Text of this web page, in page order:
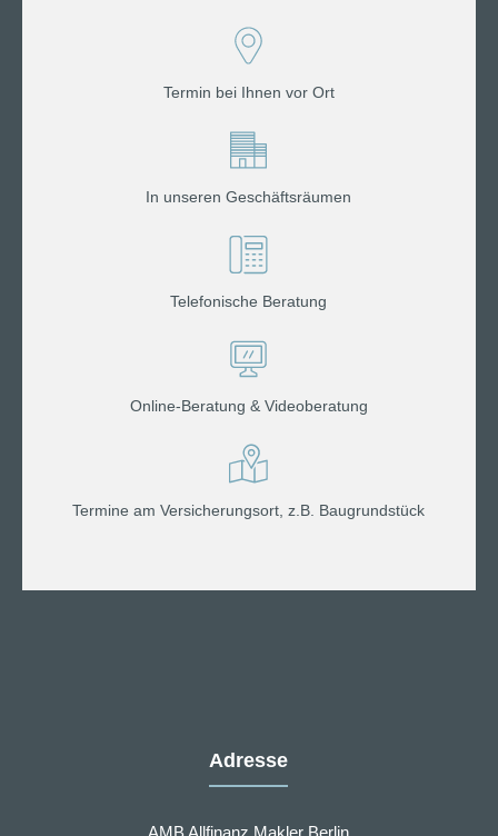
Termin bei Ihnen vor Ort
In unseren Geschäftsräumen
Telefonische Beratung
Online-Beratung & Videoberatung
Termine am Versicherungsort, z.B. Baugrundstück
Adresse
AMB Allfinanz Makler Berlin